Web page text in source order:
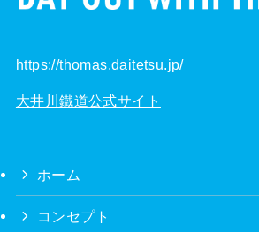
https://thomas.daitetsu.jp/
大井川鐵道公式サイト
ホーム
コンセプト